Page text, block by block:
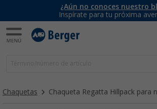
¿Aún no conoces nuestro
Inspírate para tu próxima
Chaquetas Chaqueta Regatta Hillpack para